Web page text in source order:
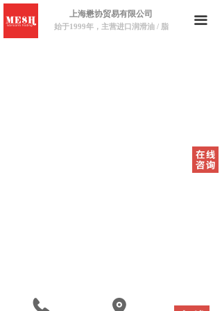
끀
上海懋协贸易有限公司
始于1999年，主营进口润滑油 / 脂